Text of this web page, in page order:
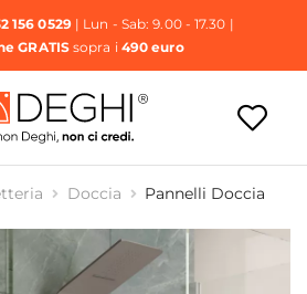
156 0529| Lun - Sab: 9.00 - 17.30 |
GRATISsopra i 490 euro
Doccia Pannelli Doccia